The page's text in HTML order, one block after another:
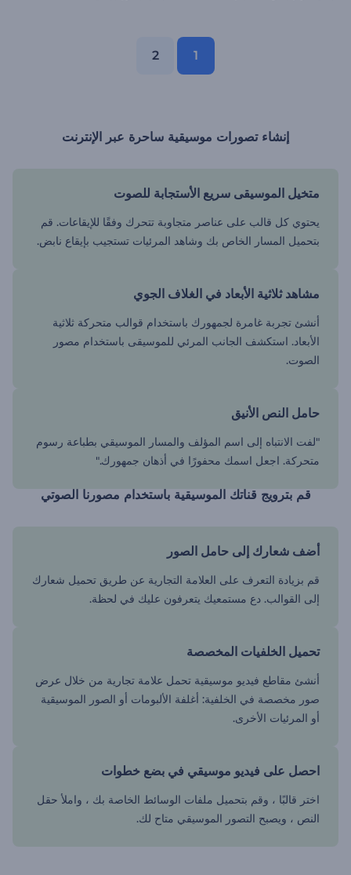
1
2
إنشاء تصورات موسيقية ساحرة عبر الإنترنت
متخيل الموسيقى سريع الأستجابة للصوت
يحتوي كل قالب على عناصر متجاوبة تتحرك وفقًا للإيقاعات. قم
بتحميل المسار الخاص بك وشاهد المرئيات تستجيب بإيقاع نابض.
مشاهد ثلاثية الأبعاد في الغلاف الجوي
أنشئ تجربة غامرة لجمهورك باستخدام قوالب متحركة ثلاثية
الأبعاد. استكشف الجانب المرئي للموسيقى باستخدام مصور
الصوت.
حامل النص الأنيق
"لفت الانتباه إلى اسم المؤلف والمسار الموسيقي بطباعة رسوم
متحركة. اجعل اسمك محفورًا في أذهان جمهورك."
قم بترويج قناتك الموسيقية باستخدام مصورنا الصوتي
أضف شعارك إلى حامل الصور
قم بزيادة التعرف على العلامة التجارية عن طريق تحميل شعارك
إلى القوالب. دع مستمعيك يتعرفون عليك في لحظة.
تحميل الخلفيات المخصصة
أنشئ مقاطع فيديو موسيقية تحمل علامة تجارية من خلال عرض
صور مخصصة في الخلفية: أغلفة الألبومات أو الصور الموسيقية
أو المرئيات الأخرى.
احصل على فيديو موسيقي في بضع خطوات
اختر قالبًا ، وقم بتحميل ملفات الوسائط الخاصة بك ، واملأ حقل
النص ، ويصبح التصور الموسيقي متاح لك.